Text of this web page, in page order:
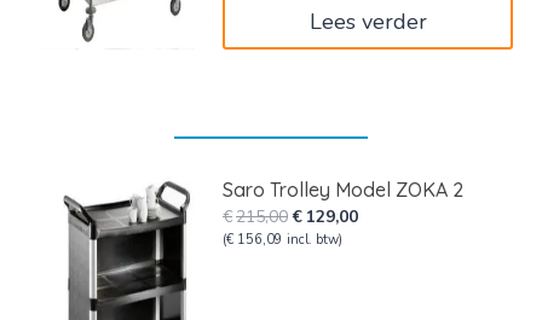
Lees verder
Saro Trolley Model ZOKA 2
€215,00Oorspronkelijke
prijs
€ 129,00Huidige
(€ 156,09 incl. btw)